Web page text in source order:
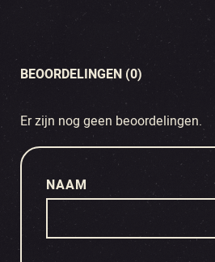
BEOORDELINGEN (0)
Er zijn nog geen beoordelingen.
NAAM